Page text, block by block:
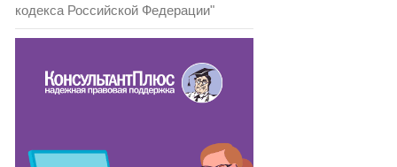
кодекса Российской Федерации"